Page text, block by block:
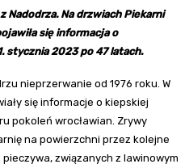
Nadodrza. Na drzwiach Piekarni
się informacja o
stycznia 2023 po 47 latach.
nieprzerwanie od 1976 roku. W
się informacje o kiepskiej
pokoleń wrocławian. Zrywy
na powierzchni przez kolejne
związanych z lawinowym